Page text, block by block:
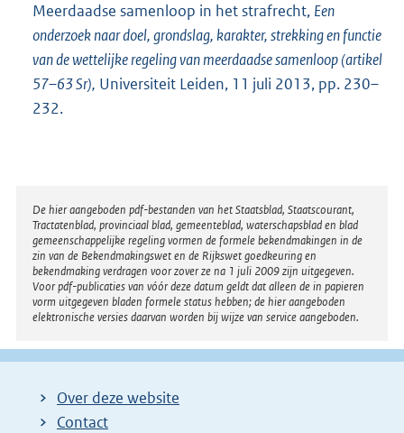
Meerdaadse samenloop in het strafrecht, Een
onderzoek naar doel, grondslag, karakter, strekking en functie
van de wettelijke regeling van meerdaadse samenloop (artikel
57–63 Sr), Universiteit Leiden, 11 juli 2013, pp. 230–
232.
Disclaimer
De hier aangeboden pdf-bestanden van het Staatsblad, Staatscourant,
Tractatenblad, provinciaal blad, gemeenteblad, waterschapsblad en blad
gemeenschappelijke regeling vormen de formele bekendmakingen in de
zin van de Bekendmakingswet en de Rijkswet goedkeuring en
bekendmaking verdragen voor zover ze na 1 juli 2009 zijn uitgegeven.
Voor pdf-publicaties van vóór deze datum geldt dat alleen de in papieren
vorm uitgegeven bladen formele status hebben; de hier aangeboden
elektronische versies daarvan worden bij wijze van service aangeboden.
Over deze website
Contact